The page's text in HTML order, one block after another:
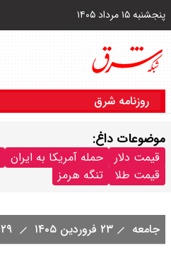
پنجشنبه ۱۵ مرداد ۱۴۰۵
روزنامه شرق
موضوعات داغ:
قیمت دلار حمله آمریکا به ایران
قیمت طلا
تنگه هرمز
جامعه ۲۳ فروردین ۱۴۰۵